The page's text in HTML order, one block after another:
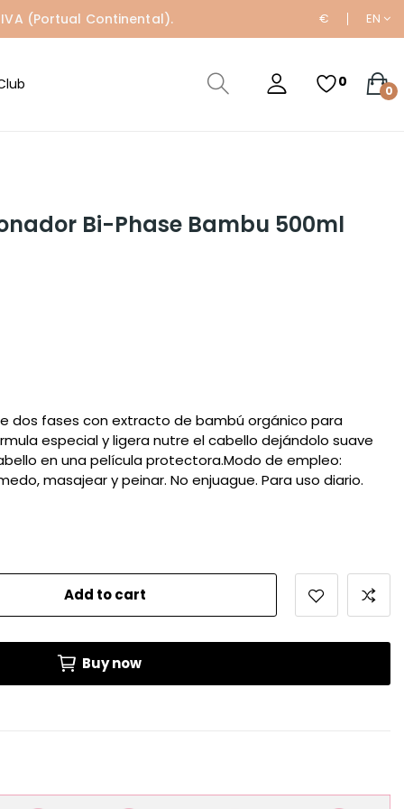
(Portual Continental). € EN
0
0
Bi-Phase Bambu 500ml
dos fases con extracto de bambú orgánico para
especial y ligera nutre el cabello dejándolo suave
en una película protectora.Modo de empleo:
masajear y peinar. No enjuague. Para uso diario.
Add to cart
Buy now